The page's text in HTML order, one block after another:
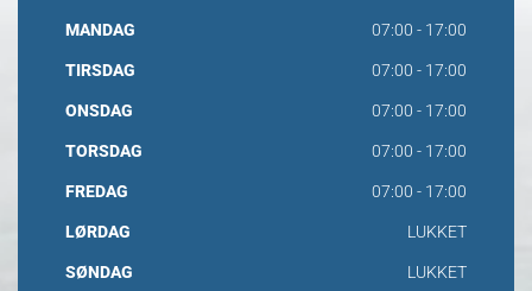
MANDAG 07:00 - 17:00
TIRSDAG 07:00 - 17:00
ONSDAG 07:00 - 17:00
TORSDAG 07:00 - 17:00
FREDAG 07:00 - 17:00
LØRDAG LUKKET
SØNDAG LUKKET